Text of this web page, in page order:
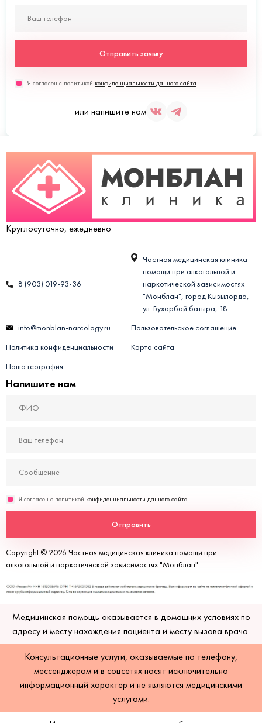
Отправить заявку
Я согласен с политикой конфиденциальности данного сайта
или напишите нам
Круглосуточно, ежедневно
8 (903) 019-93-36
Частная медицинская клиника
помощи при алкогольной и
наркотической зависимостях
"Монблан", город Кызылорда,
ул. Бухарбай батыра, 18
info@monblan-narcology.ru
Пользовательское соглашение
Политика конфиденциальности
Карта сайта
Наша география
Напишите нам
Отправить
Я согласен с политикой конфиденциальности данного сайта
Copyright © 2026 Частная медицинская клиника помощи при
алкогольной и наркотической зависимостях "Монблан"
Медицинская помощь оказывается в домашних условиях по
адресу и месту нахождения пациента и месту вызова врача.
Консультационные услуги, оказываемые по телефону,
мессенджерам и в соцсетях носят исключительно
информационный характер и не являются медицинскими
услугами.